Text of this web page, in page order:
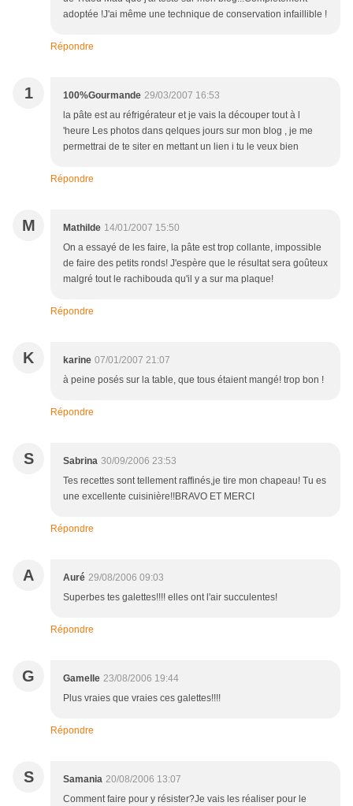
adoptée !J'ai même une technique de conservation infaillible !
Répondre
1 100%Gourmande 29/03/2007 16:53
la pâte est au réfrigérateur et je vais la découper tout à l
'heure Les photos dans qelques jours sur mon blog , je me
permettrai de te siter en mettant un lien i tu le veux bien
Répondre
M Mathilde 14/01/2007 15:50
On a essayé de les faire, la pâte est trop collante, impossible
de faire des petits ronds! J'espère que le résultat sera goûteux
malgré tout le rachibouda qu'il y a sur ma plaque!
Répondre
K karine 07/01/2007 21:07
à peine posés sur la table, que tous étaient mangé! trop bon !
Répondre
S Sabrina 30/09/2006 23:53
Tes recettes sont tellement raffinés,je tire mon chapeau! Tu es
une excellente cuisinière!!BRAVO ET MERCI
Répondre
A Auré 29/08/2006 09:03
Superbes tes galettes!!!! elles ont l'air succulentes!
Répondre
G Gamelle 23/08/2006 19:44
Plus vraies que vraies ces galettes!!!!
Répondre
S Samania 20/08/2006 13:07
Comment faire pour y résister?Je vais les réaliser pour le